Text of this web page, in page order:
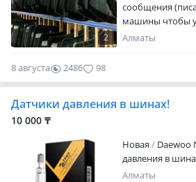
2
сообщения
машины чтобы
разные, в
ВОЗВРАТА НЕТ.
Алматы
8 августа 2486 98
Датчики давления в шинах!
10 000 ₸
Новая Daewoo
давления в
Алматы